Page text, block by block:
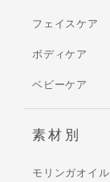
フェイスケア
ボディケア
ベビーケア
素材別
モリンガオイル